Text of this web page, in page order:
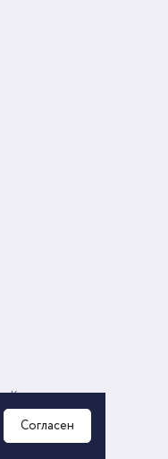
компания»
данных
Контакты
Согласен